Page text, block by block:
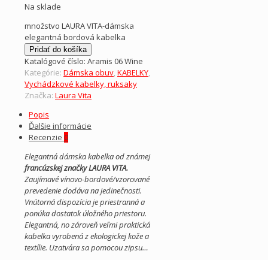
Na sklade
množstvo LAURA VITA-dámska
elegantná bordová kabelka
Pridať do košíka
Katalógové číslo: Aramis 06 Wine
Kategórie: Dámska obuv,KABELKY,
Vychádzkové kabelky, ruksaky
Značka: Laura Vita
Popis
Ďalšie informácie
Recenzie 0
Elegantná dámska kabelka od známej
francúzskej značky LAURA VITA.
Zaujímavé vínovo-bordové/vzorované
prevedenie dodáva na jedinečnosti.
Vnútorná dispozícia je priestranná a
ponúka dostatok úložného priestoru.
Elegantná, no zároveň veľmi praktická
kabelka vyrobená z ekologickej kože a
textílie. Uzatvára sa pomocou zipsu…